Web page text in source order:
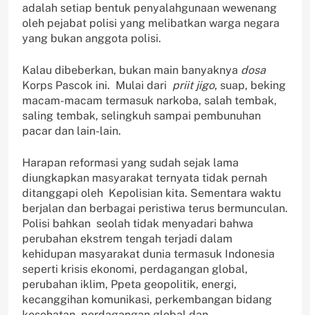
adalah setiap bentuk penyalahgunaan wewenang
oleh pejabat polisi yang melibatkan warga negara
yang bukan anggota polisi.
Kalau dibeberkan, bukan main banyaknya dosa
Korps Pascok ini. Mulai dari priit jigo, suap, beking
macam-macam termasuk narkoba, salah tembak,
saling tembak, selingkuh sampai pembunuhan
pacar dan lain-lain.
Harapan reformasi yang sudah sejak lama
diungkapkan masyarakat ternyata tidak pernah
ditanggapi oleh Kepolisian kita. Sementara waktu
berjalan dan berbagai peristiwa terus bermunculan.
Polisi bahkan seolah tidak menyadari bahwa
perubahan ekstrem tengah terjadi dalam
kehidupan masyarakat dunia termasuk Indonesia
seperti krisis ekonomi, perdagangan global,
perubahan iklim, Ppeta geopolitik, energi,
kecanggihan komunikasi, perkembangan bidang